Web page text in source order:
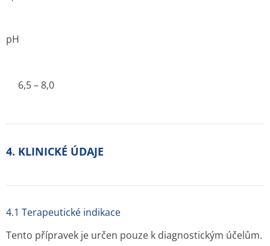
pH
6,5 – 8,0
4. KLINICKÉ ÚDAJE
4.1 Terapeutické indikace
Tento přípravek je určen pouze k diagnostickým účelům.